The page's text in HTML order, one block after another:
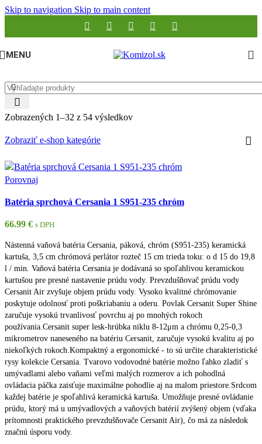
Skip to navigation Skip to main content
MENU
Zobrazených 1–32 z 54 výsledkov
Zobraziť e-shop kategórie
Porovnaj
Batéria sprchová Cersania 1 S951-235 chróm
66.99 € s DPH
Nástenná vaňová batéria Cersania, páková, chróm (S951-235) keramická
kartuša, 3,5 cm chrómová perlátor rozteč 15 cm trieda toku: o d 15 do 19,8
l / min. Vaňová batéria Cersania je dodávaná so spoľahlivou keramickou
kartušou pre presné nastavenie prúdu vody. Prevzdušňovač prúdu vody
Cersanit Air zvyšuje objem prúdu vody. Vysoko kvalitné chrómovanie
poskytuje odolnosť proti poškriabaniu a oderu. Povlak Cersanit Super Shine
zaručuje vysokú trvanlivosť povrchu aj po mnohých rokoch
používania.Cersanit super lesk-hrúbka niklu 8-12μm a chrómu 0,25-0,3
mikrometrov naneseného na batériu Cersanit, zaručuje vysokú kvalitu aj po
niekoľkých rokoch.Kompaktný a ergonomické - to sú určite charakteristické
rysy kolekcie Cersania. Tvarovo vodovodné batérie možno ľahko zladiť s
umývadlami alebo vaňami veľmi malých rozmerov a ich pohodlná
ovládacia páčka zaisťuje maximálne pohodlie aj na malom priestore.Srdcom
každej batérie je spoľahlivá keramická kartuša. Umožňuje presné ovládanie
prúdu, ktorý má u umývadlových a vaňových batérií zvýšený objem (vďaka
prítomnosti praktického prevzdušňovače Cersanit Air), čo má za následok
značnú úsporu vody.